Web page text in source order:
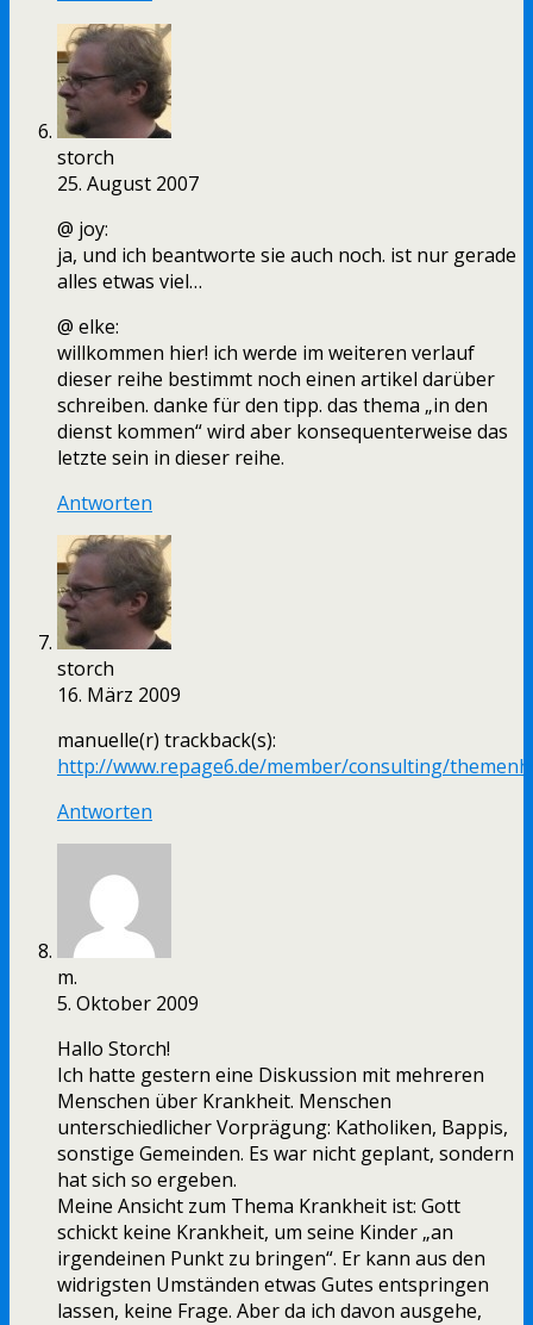
storch
25. August 2007
@ joy:
ja, und ich beantworte sie auch noch. ist nur gerade
alles etwas viel…
@ elke:
willkommen hier! ich werde im weiteren verlauf
dieser reihe bestimmt noch einen artikel darüber
schreiben. danke für den tipp. das thema „in den
dienst kommen“ wird aber konsequenterweise das
letzte sein in dieser reihe.
Antworten
storch
16. März 2009
manuelle(r) trackback(s):
http://www.repage6.de/member/consulting/
Antworten
m.
5. Oktober 2009
Hallo Storch!
Ich hatte gestern eine Diskussion mit mehreren
Menschen über Krankheit. Menschen
unterschiedlicher Vorprägung: Katholiken, Bappis,
sonstige Gemeinden. Es war nicht geplant, sondern
hat sich so ergeben.
Meine Ansicht zum Thema Krankheit ist: Gott
schickt keine Krankheit, um seine Kinder „an
irgendeinen Punkt zu bringen“. Er kann aus den
widrigsten Umständen etwas Gutes entspringen
lassen, keine Frage. Aber da ich davon ausgehe,